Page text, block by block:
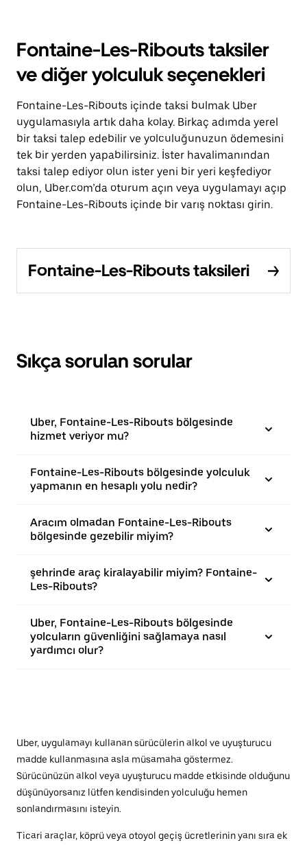
Fontaine-Les-Ribouts taksiler
ve diğer yolculuk seçenekleri
Fontaine-Les-Ribouts içinde taksi bulmak Uber
uygulamasıyla artık daha kolay. Birkaç adımda yerel
bir taksi talep edebilir ve yolculuğunuzun ödemesini
tek bir yerden yapabilirsiniz. İster havalimanından
taksi talep ediyor olun ister yeni bir yeri keşfediyor
olun, Uber.com’da oturum açın veya uygulamayı açıp
Fontaine-Les-Ribouts içinde bir varış noktası girin.
Fontaine-Les-Ribouts taksileri
Sıkça sorulan sorular
Uber, Fontaine-Les-Ribouts bölgesinde
hizmet veriyor mu?
Fontaine-Les-Ribouts bölgesinde yolculuk
yapmanın en hesaplı yolu nedir?
Aracım olmadan Fontaine-Les-Ribouts
bölgesinde gezebilir miyim?
şehrinde araç kiralayabilir miyim? Fontaine-
Les-Ribouts?
Uber, Fontaine-Les-Ribouts bölgesinde
yolcuların güvenliğini sağlamaya nasıl
yardımcı olur?
Uber, uygulamayı kullanan sürücülerin alkol ve uyuşturucu
madde kullanmasına asla müsamaha göstermez.
Sürücünüzün alkol veya uyuşturucu madde etkisinde olduğunu
düşünüyorsanız lütfen kendisinden yolculuğu hemen
sonlandırmasını isteyin.
Ticari araçlar, köprü veya otoyol geçiş ücretlerinin yanı sıra ek